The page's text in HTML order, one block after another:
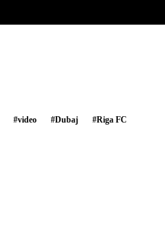
#video #Dubaj #Riga FC